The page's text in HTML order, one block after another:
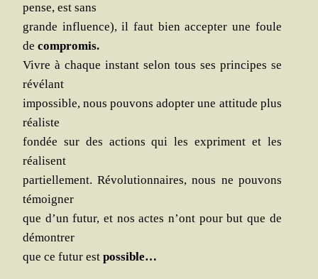
pense, est sans
grande influence), il faut bien accep­ter une foule
de com­pro­mis.
Vivre à chaque ins­tant selon tous ses prin­cipes se
révélant
impos­sible, nous pou­vons adop­ter une atti­tude plus
réaliste
fon­dée sur des actions qui les expriment et les
réalisent
par­tiel­le­ment. Révo­lu­tion­naires, nous ne pou­vons
témoigner
que d’un futur, et nos actes n’ont pour but que de
démontrer
que ce futur est pos­sible…